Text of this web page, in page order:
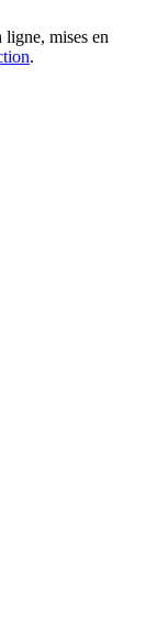
ligne, mises en
.